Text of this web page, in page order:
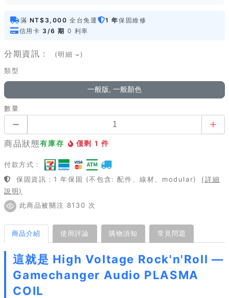
滿 NT$3,000 全台免運 1 年保固維修
信用卡 3/6 期 0 利率
分期資訊： (明細 )
類型
一般版, 一般顏色
數量
商品狀態有庫存 僅剩 1 件
付款方式：
保固資訊：1 年保固 (不包含: 配件、線材、modular)
(詳細
說明)
此商品被關注 8130 次
商品介紹 使用評論 購物須知 常見問題
這就是 High Voltage Rock'n'Roll —
Gamechanger Audio PLASMA
COIL